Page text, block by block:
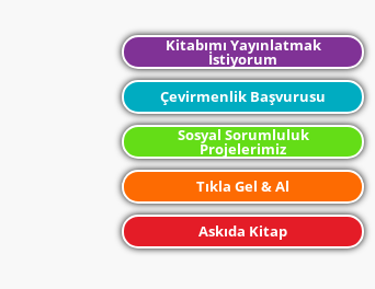
Kitabımı Yayınlatmak
İstiyorum
Çevirmenlik Başvurusu
Sosyal Sorumluluk
Projelerimiz
Tıkla Gel & Al
Askıda Kitap